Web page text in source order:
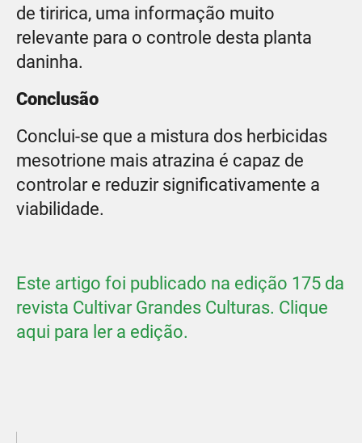
de tiririca, uma informação muito
relevante para o controle desta planta
daninha.
Conclusão
Conclui-se que a mistura dos herbicidas
mesotrione mais atrazina é capaz de
controlar e reduzir significativamente a
viabilidade.
Este artigo foi publicado na edição 175 da
revista Cultivar Grandes Culturas. Clique
aqui para ler a edição.